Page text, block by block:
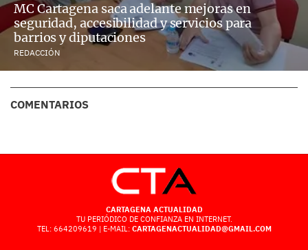
MC Cartagena saca adelante mejoras en
seguridad, accesibilidad y servicios para
barrios y diputaciones
REDACCIÓN
COMENTARIOS
CARTAGENA ACTUALIDAD
TU PERIÓDICO DE CONFIANZA EN INTERNET.
TEL: 664209619 | E-MAIL: CARTAGENACTUALIDAD@GMAIL.COM